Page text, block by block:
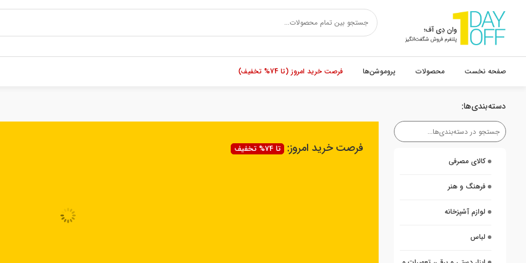
صفحه نخست محصولات پروموشن‌ها فرصت خرید امروز (تا 74% تخفیف)
دسته‌بندی‌ها:
کالای مصرفی
فرهنگ و هنر
لوازم آشپزخانه
لباس
فرصت خرید امروز: تا 74% تخفیف